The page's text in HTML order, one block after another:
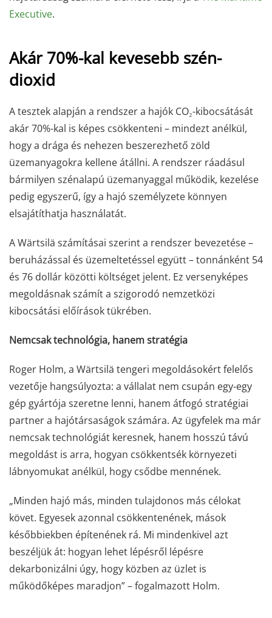
Executive.
Akár 70%-kal kevesebb szén-
dioxid
A tesztek alapján a rendszer a hajók CO₂-kibocsátását
akár 70%-kal is képes csökkenteni – mindezt anélkül,
hogy a drága és nehezen beszerezhető zöld
üzemanyagokra kellene átállni. A rendszer ráadásul
bármilyen szénalapú üzemanyaggal működik, kezelése
pedig egyszerű, így a hajó személyzete könnyen
elsajátíthatja használatát.
A Wärtsilä számításai szerint a rendszer bevezetése –
beruházással és üzemeltetéssel együtt – tonnánként 54
és 76 dollár közötti költséget jelent. Ez versenyképes
megoldásnak számít a szigorodó nemzetközi
kibocsátási előírások tükrében.
Nemcsak technológia, hanem stratégia
Roger Holm, a Wärtsilä tengeri megoldásokért felelős
vezetője hangsúlyozta: a vállalat nem csupán egy-egy
gép gyártója szeretne lenni, hanem átfogó stratégiai
partner a hajótársaságok számára. Az ügyfelek ma már
nemcsak technológiát keresnek, hanem hosszú távú
megoldást is arra, hogyan csökkentsék környezeti
lábnyomukat anélkül, hogy csődbe mennének.
„Minden hajó más, minden tulajdonos más célokat
követ. Egyesek azonnal csökkentenének, mások
későbbiekben építenének rá. Mi mindenkivel azt
beszéljük át: hogyan lehet lépésről lépésre
dekarbonizálni úgy, hogy közben az üzlet is
működőképes maradjon” – fogalmazott Holm.